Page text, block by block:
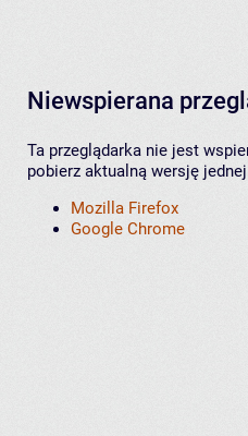
Niewspierana
Ta przeglądarka nie jest
pobierz aktualną wersję
Mozilla Firefox
Google Chrome